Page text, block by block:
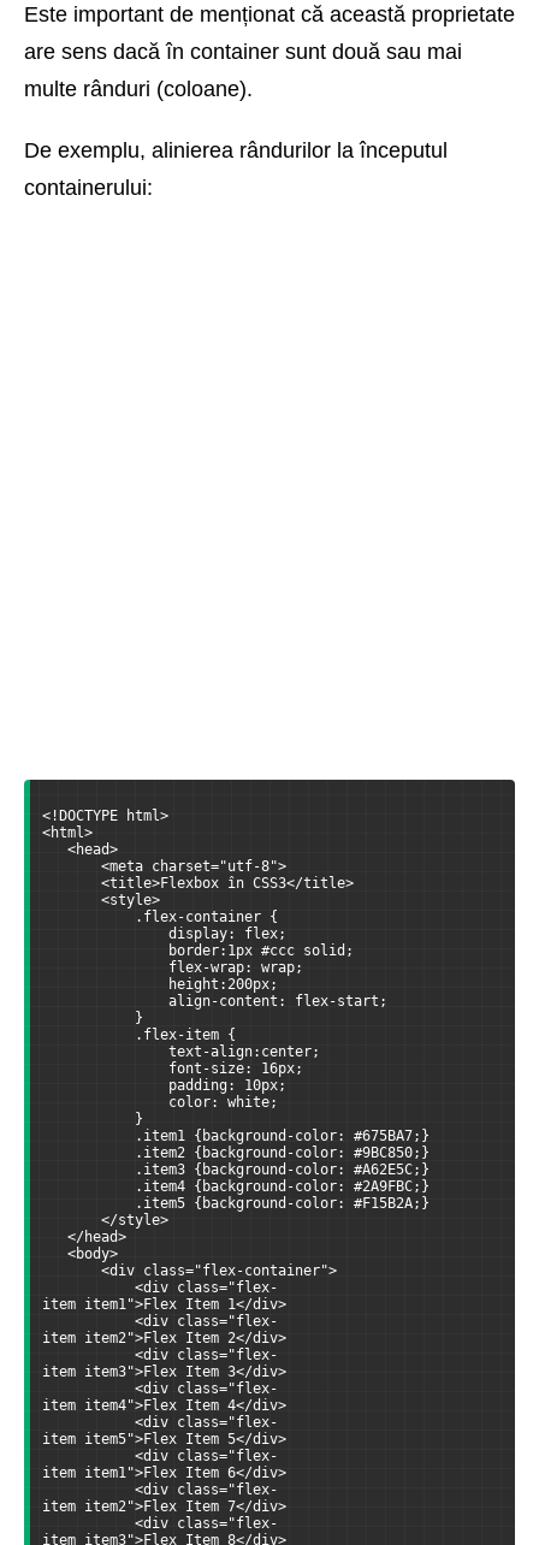
Este important de menționat că această proprietate
are sens dacă în container sunt două sau mai
multe rânduri (coloane).
De exemplu, alinierea rândurilor la începutul
containerului:
<!DOCTYPE html>
<html>
<head>
<meta charset="utf-8">
<title>Flexbox în CSS3</title>
<style>
.flex-container {
display: flex;
border:1px #ccc solid;
flex-wrap: wrap;
height:200px;
align-content: flex-start;
}
.flex-item {
text-align:center;
font-size: 16px;
padding: 10px;
color: white;
}
.item1 {background-color: #675BA7;}
.item2 {background-color: #9BC850;}
.item3 {background-color: #A62E5C;}
.item4 {background-color: #2A9FBC;}
.item5 {background-color: #F15B2A;}
</style>
</head>
<body>
<div class="flex-container">
<div class="flex-
item item1">Flex Item 1</div>
<div class="flex-
item item2">Flex Item 2</div>
<div class="flex-
item item3">Flex Item 3</div>
<div class="flex-
item item4">Flex Item 4</div>
<div class="flex-
item item5">Flex Item 5</div>
<div class="flex-
item item1">Flex Item 6</div>
<div class="flex-
item item2">Flex Item 7</div>
<div class="flex-
item item3">Flex Item 8</div>